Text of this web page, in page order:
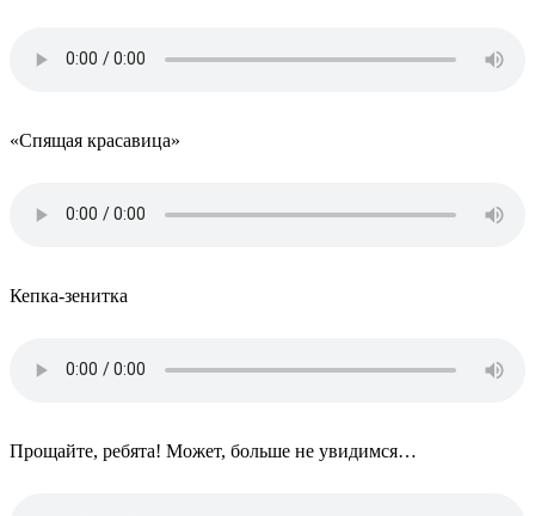
«Спящая красавица»
Кепка-зенитка
Прощайте, ребята! Может, больше не увидимся…